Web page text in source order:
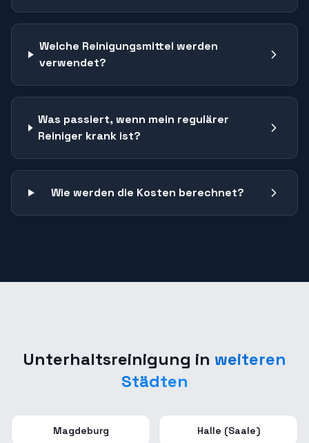
Welche Reinigungsmittel werden
verwendet?
Was passiert, wenn mein regulärer
Reiniger krank ist?
Wie werden die Kosten berechnet?
Unterhaltsreinigung in weiteren
Städten
Magdeburg Halle (Saale)